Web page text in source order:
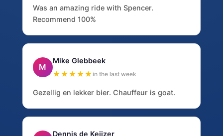
Was an amazing ride with Spencer.
Recommend 100%
M
Mike Glebbeek
★★★★★ in the last week
Gezellig en lekker bier. Chauffeur is goat.
Dennis de Keijzer